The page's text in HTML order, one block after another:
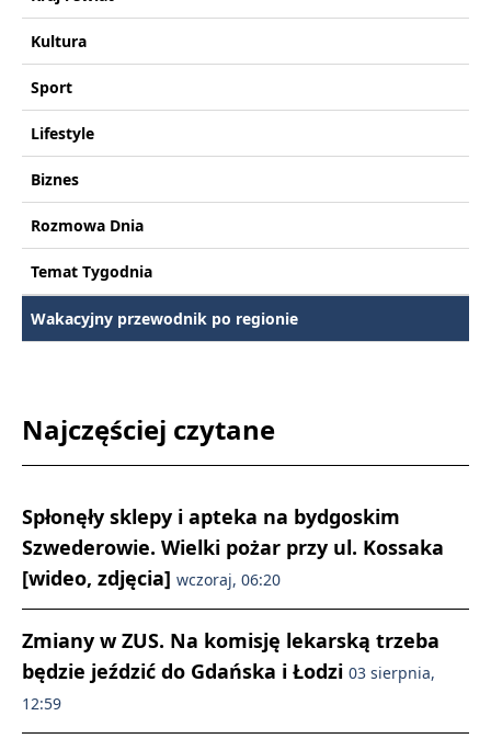
Kultura
Sport
Lifestyle
Biznes
Rozmowa Dnia
Temat Tygodnia
Wakacyjny przewodnik po regionie
Najczęściej czytane
Spłonęły sklepy i apteka na bydgoskim
Szwederowie. Wielki pożar przy ul. Kossaka
[wideo, zdjęcia] wczoraj, 06:20
Zmiany w ZUS. Na komisję lekarską trzeba
będzie jeździć do Gdańska i Łodzi 03 sierpnia,
12:59